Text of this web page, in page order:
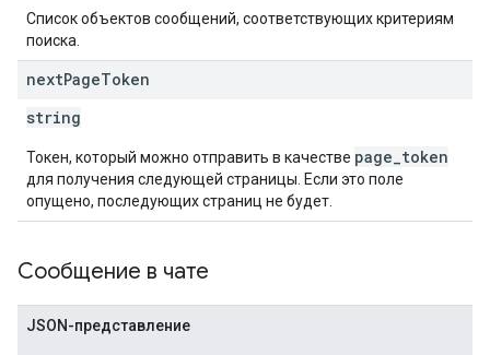
Список объектов сообщений, соответствующих критериям
поиска.
nextPageToken
string
Токен, который можно отправить в качестве page_token
для получения следующей страницы. Если это поле
опущено, последующих страниц не будет.
Сообщение в чате
JSON-представление